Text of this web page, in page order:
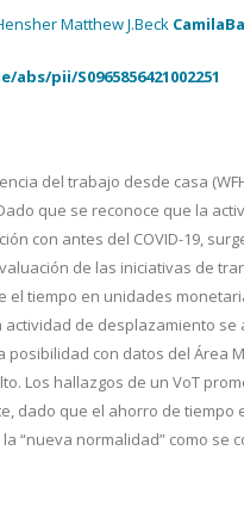
Matthew J.Beck
pii/S0965856421002251
del trabajo desde casa
que se reconoce que la
con antes del COVID-19,
de las iniciativas de
tiempo en unidades
de desplazamiento
con datos del Área
Los hallazgos de un VoT
dado que el ahorro de
“nueva normalidad” como se